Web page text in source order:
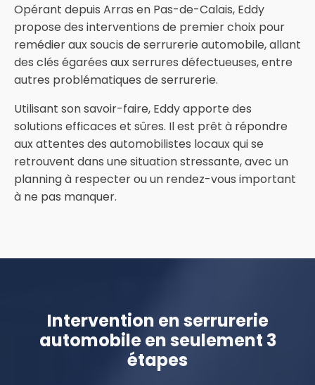
Opérant depuis Arras en Pas-de-Calais, Eddy
propose des interventions de premier choix pour
remédier aux soucis de serrurerie automobile, allant
des clés égarées aux serrures défectueuses, entre
autres problématiques de serrurerie.
Utilisant son savoir-faire, Eddy apporte des
solutions efficaces et sûres. Il est prêt à répondre
aux attentes des automobilistes locaux qui se
retrouvent dans une situation stressante, avec un
planning à respecter ou un rendez-vous important
à ne pas manquer.
Intervention en serrurerie
automobile en seulement 3
étapes